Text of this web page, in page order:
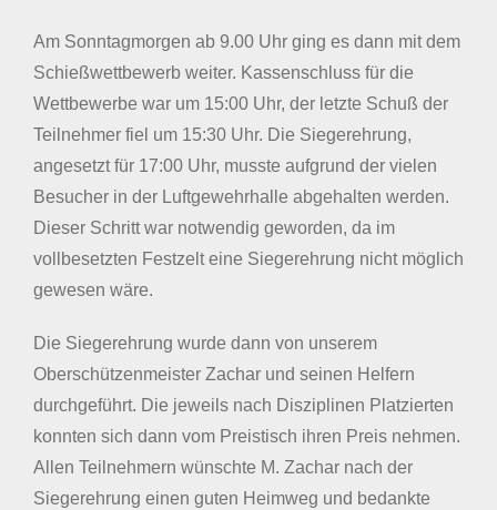
Am Sonntagmorgen ab 9.00 Uhr ging es dann mit dem
Schießwettbewerb weiter. Kassenschluss für die
Wettbewerbe war um 15:00 Uhr, der letzte Schuß der
Teilnehmer fiel um 15:30 Uhr. Die Siegerehrung,
angesetzt für 17:00 Uhr, musste aufgrund der vielen
Besucher in der Luftgewehrhalle abgehalten werden.
Dieser Schritt war notwendig geworden, da im
vollbesetzten Festzelt eine Siegerehrung nicht möglich
gewesen wäre.
Die Siegerehrung wurde dann von unserem
Oberschützenmeister Zachar und seinen Helfern
durchgeführt. Die jeweils nach Disziplinen Platzierten
konnten sich dann vom Preistisch ihren Preis nehmen.
Allen Teilnehmern wünschte M. Zachar nach der
Siegerehrung einen guten Heimweg und bedankte